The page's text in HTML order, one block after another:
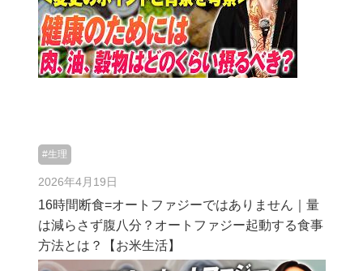
#生理
2026年4月19日
16時間断食=オートファジーではありません｜量
は減らさず腹八分？オートファジー起動する食事
方法とは？【お米生活】